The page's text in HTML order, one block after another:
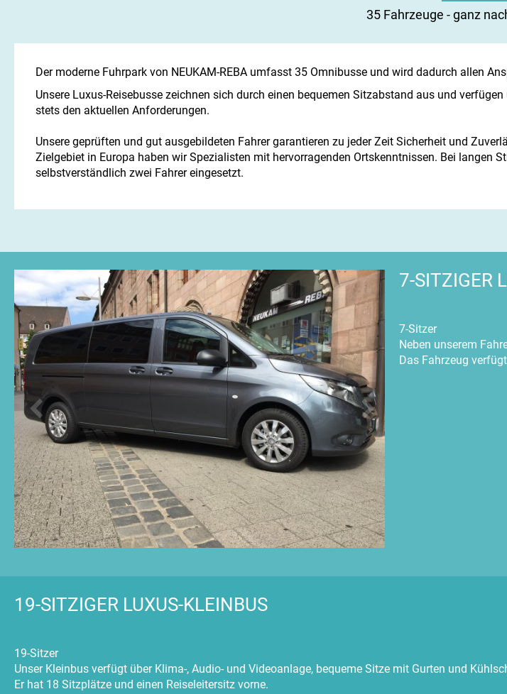
35 Fahrzeuge - ganz
Der moderne Fuhrpark von NEUKAM-REBA umfasst 35 Omnibusse und wird dadurch allen
Unsere Luxus-Reisebusse zeichnen sich durch einen bequemen Sitzabstand aus und
stets den aktuellen Anforderungen.
Unsere geprüften und gut ausgebildeten Fahrer garantieren zu jeder Zeit Sicherheit und
Zielgebiet in Europa haben wir Spezialisten mit hervorragenden Ortskenntnissen. Bei langen
selbstverständlich zwei Fahrer eingesetzt.
7-SITZIGER
7-Sitzer
Neben unserem
Das Fahrzeug
19-SITZIGER LUXUS-KLEINBUS
19-Sitzer
Unser Kleinbus verfügt über Klima-, Audio- und Videoanlage, bequeme Sitze mit Gurten und
Er hat 18 Sitzplätze und einen Reiseleitersitz vorne.